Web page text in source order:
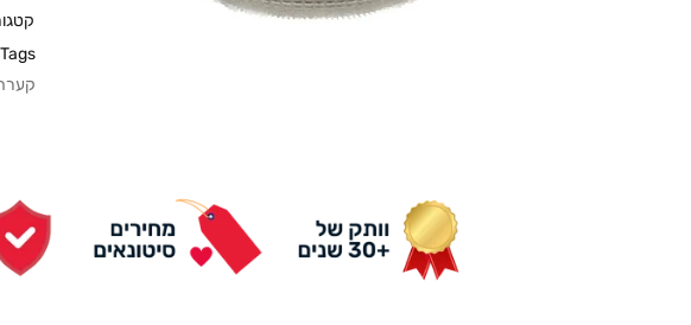
Tags: